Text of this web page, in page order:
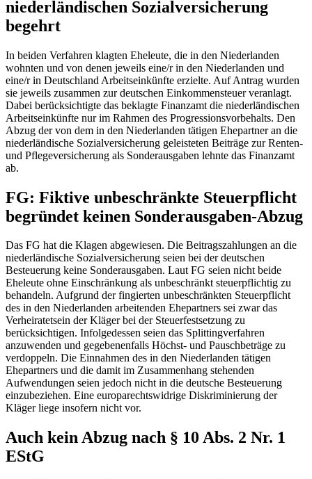
niederländischen Sozialversicherung
begehrt
In beiden Verfahren klagten Eheleute, die in den Niederlanden
wohnten und von denen jeweils eine/r in den Niederlanden und
eine/r in Deutschland Arbeitseinkünfte erzielte. Auf Antrag wurden
sie jeweils zusammen zur deutschen Einkommensteuer veranlagt.
Dabei berücksichtigte das beklagte Finanzamt die niederländischen
Arbeitseinkünfte nur im Rahmen des Progressionsvorbehalts. Den
Abzug der von dem in den Niederlanden tätigen Ehepartner an die
niederländische Sozialversicherung geleisteten Beiträge zur Renten-
und Pflegeversicherung als Sonderausgaben lehnte das Finanzamt
ab.
FG: Fiktive unbeschränkte Steuerpflicht
begründet keinen Sonderausgaben-Abzug
Das FG hat die Klagen abgewiesen. Die Beitragszahlungen an die
niederländische Sozialversicherung seien bei der deutschen
Besteuerung keine Sonderausgaben. Laut FG seien nicht beide
Eheleute ohne Einschränkung als unbeschränkt steuerpflichtig zu
behandeln. Aufgrund der fingierten unbeschränkten Steuerpflicht
des in den Niederlanden arbeitenden Ehepartners sei zwar das
Verheiratetsein der Kläger bei der Steuerfestsetzung zu
berücksichtigen. Infolgedessen seien das Splittingverfahren
anzuwenden und gegebenenfalls Höchst- und Pauschbeträge zu
verdoppeln. Die Einnahmen des in den Niederlanden tätigen
Ehepartners und die damit im Zusammenhang stehenden
Aufwendungen seien jedoch nicht in die deutsche Besteuerung
einzubeziehen. Eine europarechtswidrige Diskriminierung der
Kläger liege insofern nicht vor.
Auch kein Abzug nach § 10 Abs. 2 Nr. 1
EStG